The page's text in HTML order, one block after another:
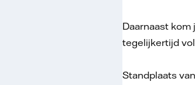
Daarnaast
tegelijkertijd
Standplaats